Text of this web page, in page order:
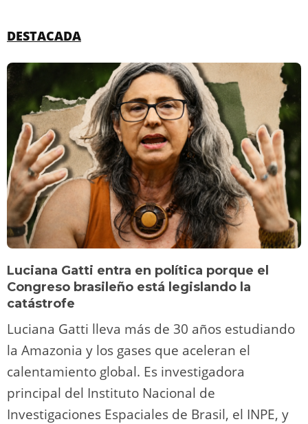
DESTACADA
Luciana Gatti entra en política porque el
Congreso brasileño está legislando la
catástrofe
Luciana Gatti lleva más de 30 años estudiando
la Amazonia y los gases que aceleran el
calentamiento global. Es investigadora
principal del Instituto Nacional de
Investigaciones Espaciales de Brasil, el INPE, y